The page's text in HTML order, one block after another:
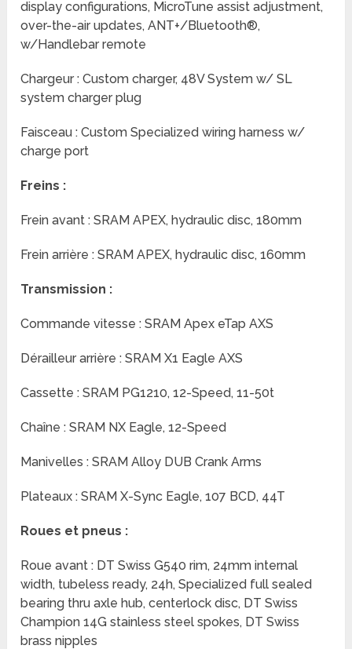
display configurations, MicroTune assist adjustment,
over-the-air updates, ANT+/Bluetooth®,
w/Handlebar remote
Chargeur : Custom charger, 48V System w/ SL
system charger plug
Faisceau : Custom Specialized wiring harness w/
charge port
Freins :
Frein avant : SRAM APEX, hydraulic disc, 180mm
Frein arrière : SRAM APEX, hydraulic disc, 160mm
Transmission :
Commande vitesse : SRAM Apex eTap AXS
Dérailleur arrière : SRAM X1 Eagle AXS
Cassette : SRAM PG1210, 12-Speed, 11-50t
Chaîne : SRAM NX Eagle, 12-Speed
Manivelles : SRAM Alloy DUB Crank Arms
Plateaux : SRAM X-Sync Eagle, 107 BCD, 44T
Roues et pneus :
Roue avant : DT Swiss G540 rim, 24mm internal
width, tubeless ready, 24h, Specialized full sealed
bearing thru axle hub, centerlock disc, DT Swiss
Champion 14G stainless steel spokes, DT Swiss
brass nipples